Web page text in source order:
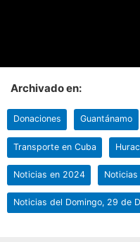
Archivado en:
Donaciones Guantánamo
Transporte en Cuba
Noticias en 2024
Noticias del Domingo, 29 de